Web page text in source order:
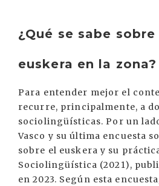
¿Qué se sabe
euskera en la zona?
Para entender mejor el
recurre, principalmente, a
sociolingüísticas. Por un
Vasco y su última encuesta
sobre el euskera y su
Sociolingüística (2021),
en 2023. Según esta